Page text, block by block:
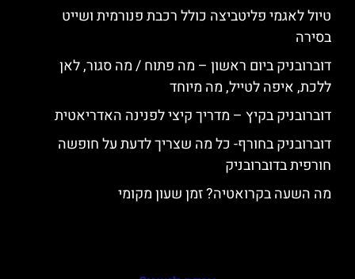
טיול לאגמי פליטביצה כולל רכבת פנורמית ושייט
בסירה
דוברובניק ביום ראשון – מה פתוח / מה סגור, לאן
ללכת, איפה לטייל, מה מיוחד
דוברובניק בקיץ – מדריך קיצי לפנינה האדריאטית
דוברובניק בחורף- כל מה שצריך לדעת על חופשה
חורפית בדוברובניק
מה השעה בקרואטיה? זמן שעון מקומי